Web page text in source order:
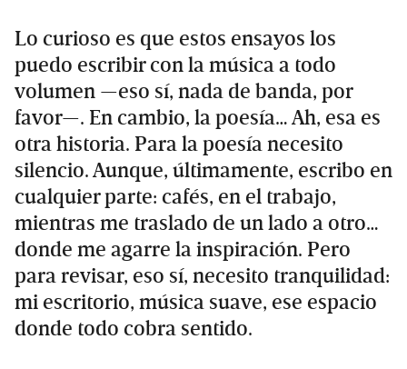
Lo curioso es que estos ensayos los
puedo escribir con la música a todo
volumen —eso sí, nada de banda, por
favor—. En cambio, la poesía… Ah, esa es
otra historia. Para la poesía necesito
silencio. Aunque, últimamente, escribo en
cualquier parte: cafés, en el trabajo,
mientras me traslado de un lado a otro…
donde me agarre la inspiración. Pero
para revisar, eso sí, necesito tranquilidad:
mi escritorio, música suave, ese espacio
donde todo cobra sentido.